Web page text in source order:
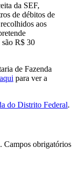
da SEF,
de débitos de
aos
são R$ 30
de Fazenda
aqui para ver a
do Distrito Federal.
Campos obrigatórios